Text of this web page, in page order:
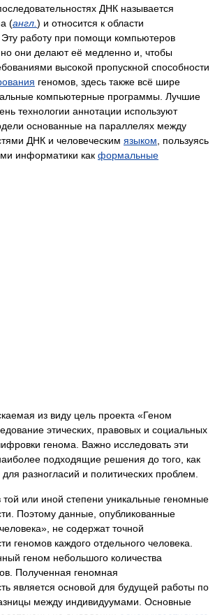
ДНК называется
(англ. ) и относится к области
. Эту работу при помощи компьютеров
они делают её медленно и, чтобы
высокой пропускной способности
геномов, здесь также всё шире
компьютерные программы. Лучшие
технологии аннотации используют
основанные на параллелях между
ДНК и человеческим языком , пользуясь
информатики как формальные
из виду цель проекта «Геном
этических, правовых и социальных
генома. Важно исследовать эти
подходящие решения до того, как
разногласий и политических проблем.
или иной степени уникальные геномные
Поэтому данные, опубликованные
не содержат точной
геномов каждого отдельного человека.
геном небольшого количества
Полученная геномная
является основой для будущей работы по
между индивидуумами. Основные